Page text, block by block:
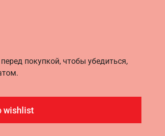
покупкой, чтобы убедиться,
wishlist